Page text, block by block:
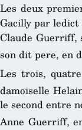
Les deux
Gacilly par
Claude Guerriff,
son dit pere, en
Les trois,
damoiselle
le second entre
Anne Guerriff,